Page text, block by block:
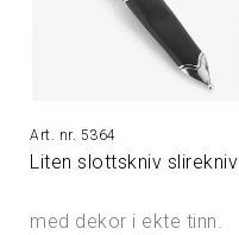
5364
Liten slottskniv slirekniv
med dekor i ekte tinn.